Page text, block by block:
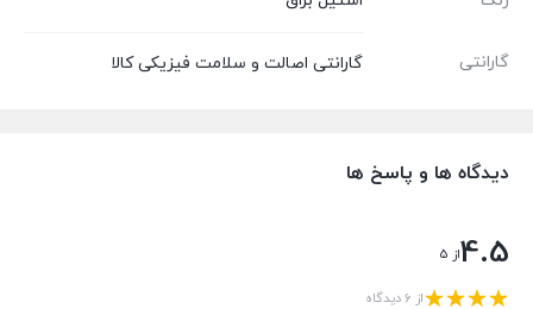
گارانتی گارانتی اصالت و سلامت فیزیکی کالا
دیدگاه ها و پاسخ ها
4.5از 5
از 6 دیدگاه